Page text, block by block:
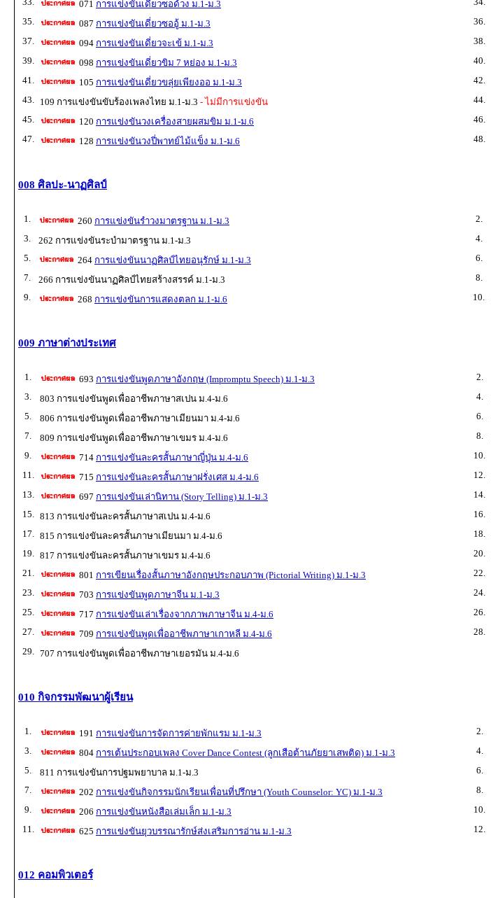
071 การแข่งขันเดี่ยวซอด้วง ม.1-ม.3
35.
087 การแข่งขันเดี่ยวซออู้ ม.1-ม.3 36.
37.
094 การแข่งขันเดี่ยวจะเข้ ม.1-ม.3 38.
39.
098 การแข่งขันเดี่ยวขิม 7 หย่อง ม.1-ม.3 40.
41.
105 การแข่งขันเดี่ยวขลุ่ยเพียงออ ม.1-ม.3 42.
43.
109 การแข่งขันขับร้องเพลงไทย ม.1-ม.3 - ไม่มีการแข่งขัน 44.
45.
120 การแข่งขันวงเครื่องสายผสมขิม ม.1-ม.6 46.
47.
128 การแข่งขันวงปี่พาทย์ไม้แข็ง ม.1-ม.6 48.
008 ศิลปะ-นาฏศิลป์
1. 260 การแข่งขันรำวงมาตรฐาน ม.1-ม.3 2.
3.
262 การแข่งขันระบำมาตรฐาน ม.1-ม.3 4.
5.
264 การแข่งขันนาฏศิลป์ไทยอนุรักษ์ ม.1-ม.3 6.
7.
266 การแข่งขันนาฏศิลป์ไทยสร้างสรรค์ ม.1-ม.3 8.
9.
268 การแข่งขันการแสดงตลก ม.1-ม.6 10.
009 ภาษาต่างประเทศ
1. 693 การแข่งขันพูดภาษาอังกฤษ (Impromptu Speech) ม.1-ม.3 2.
3.
803 การแข่งขันพูดเพื่ออาชีพภาษาสเปน ม.4-ม.6 4.
5.
806 การแข่งขันพูดเพื่ออาชีพภาษาเมียนมา ม.4-ม.6 6.
7.
809 การแข่งขันพูดเพื่ออาชีพภาษาเขมร ม.4-ม.6 8.
9.
714 การแข่งขันละครสั้นภาษาญี่ปุ่น ม.4-ม.6 10.
11.
715 การแข่งขันละครสั้นภาษาฝรั่งเศส ม.4-ม.6 12.
13.
697 การแข่งขันเล่านิทาน (Story Telling) ม.1-ม.3 14.
15.
813 การแข่งขันละครสั้นภาษาสเปน ม.4-ม.6 16.
17.
815 การแข่งขันละครสั้นภาษาเมียนมา ม.4-ม.6 18.
19.
817 การแข่งขันละครสั้นภาษาเขมร ม.4-ม.6 20.
21.
801 การเขียนเรื่องสั้นภาษาอังกฤษประกอบภาพ (Pictorial Writing) ม.1-ม.3 22.
23.
703 การแข่งขันพูดภาษาจีน ม.1-ม.3 24.
25.
717 การแข่งขันเล่าเรื่องจากภาพภาษาจีน ม.4-ม.6 26.
27.
709 การแข่งขันพูดเพื่ออาชีพภาษาเกาหลี ม.4-ม.6 28.
29.
707 การแข่งขันพูดเพื่ออาชีพภาษาเยอรมัน ม.4-ม.6
010 กิจกรรมพัฒนาผู้เรียน
1. 191 การแข่งขันการจัดการค่ายพักแรม ม.1-ม.3 2.
3.
804 การเต้นประกอบเพลง Cover Dance Contest (ลูกเสือต้านภัยยาเสพติด) ม.1-ม.3 4.
5.
811 การแข่งขันการปฐมพยาบาล ม.1-ม.3 6.
7.
202 การแข่งขันกิจกรรมนักเรียนเพื่อนที่ปรึกษา (Youth Counselor: YC) ม.1-ม.3 8.
9.
206 การแข่งขันหนังสือเล่มเล็ก ม.1-ม.3 10.
11.
625 การแข่งขันยุวบรรณารักษ์ส่งเสริมการอ่าน ม.1-ม.3 12.
012 คอมพิวเตอร์